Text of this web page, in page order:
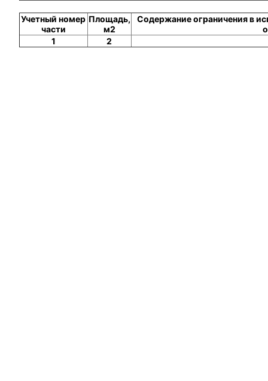
Учетный номер
части
Площадь,
м2
Содержание ограничения в
1
2